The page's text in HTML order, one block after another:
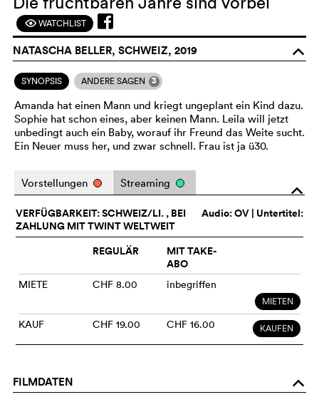
FWATCHLIST
NATASCHA BELLER, SCHWEIZ, 2019 o
SYNOPSIS ANDERE SAGEN 3
Amanda hat einen Mann und kriegt ungeplant ein Kind dazu.
Sophie hat schon eines, aber keinen Mann. Leila will jetzt
unbedingt auch ein Baby, worauf ihr Freund das Weite sucht.
Ein Neuer muss her, und zwar schnell. Frau ist ja ü30.
o
Vorstellungen Streaming
Audio:OV | Untertitel:
VERFÜGBARKEIT: SCHWEIZ/LI. , BEI
ZAHLUNG MIT TWINT WELTWEIT
REGULÄR
MIT TAKE-
ABO
MIETE CHF 8.00 inbegriffen
MIETEN
KAUF CHF 19.00 CHF 16.00 KAUFEN
FILMDATEN o